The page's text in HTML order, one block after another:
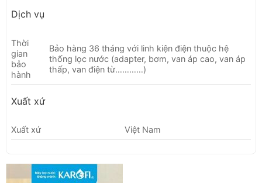
Dịch vụ
Thời
gian
bảo
hành
Bảo hàng 36 tháng với linh kiện điện thuộc hệ
thống lọc nước (adapter, bơm, van áp cao, van áp
thấp, van điện từ…………)
Xuất xứ
Xuất xứ Việt Nam